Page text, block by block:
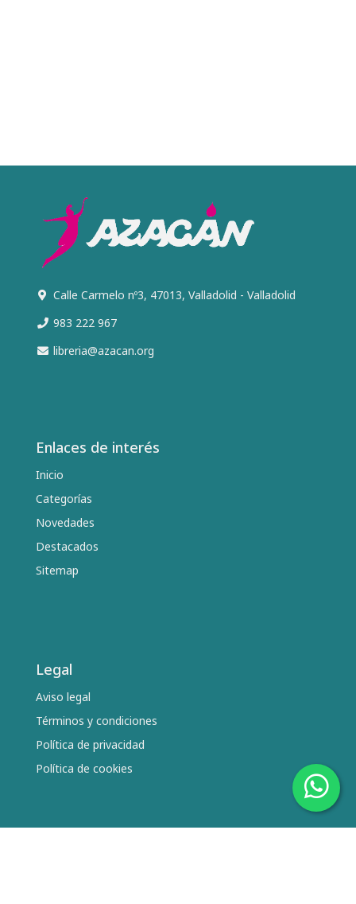
Calle Carmelo nº3, 47013, Valladolid - Valladolid
983 222 967
libreria@azacan.org
Enlaces de interés
Inicio
Categorías
Novedades
Destacados
Sitemap
Legal
Aviso legal
Términos y condiciones
Política de privacidad
Política de cookies